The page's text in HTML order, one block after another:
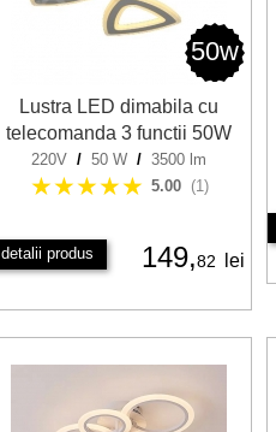
50w
Lustra LED dimabila cu
telecomanda 3 functii 50W
220V / 50 W / 3500 lm
★★★★★ 5.00 (1)
detalii produs 149,82 lei